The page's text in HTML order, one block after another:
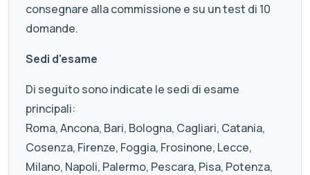
consegnare alla commissione e su un test di 10
domande.
Sedi d'esame
Di seguito sono indicate le sedi di esame
principali:
Roma, Ancona, Bari, Bologna, Cagliari, Catania,
Cosenza, Firenze, Foggia, Frosinone, Lecce,
Milano, Napoli, Palermo, Pescara, Pisa, Potenza,